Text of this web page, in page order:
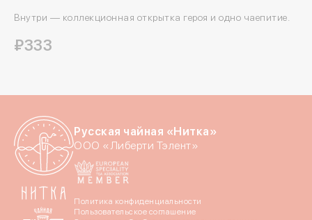
Внутри — коллекционная открытка героя и одно чаепитие.
₽333
Русская чайная «Нитка»
ООО «Либерти Тэлент»
Политика конфиденциальности
Пользовательское соглашение